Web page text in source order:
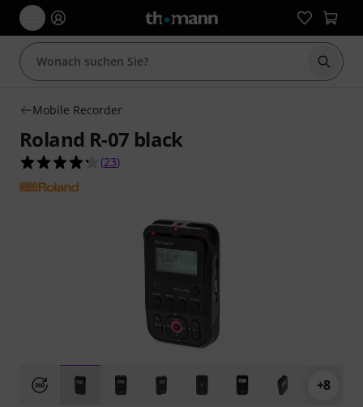
Suche
Mobile Recorder
Roland R-07 black
4.3 von 5 Sternen aus 23 Kundenbewertungen
(23)
+8